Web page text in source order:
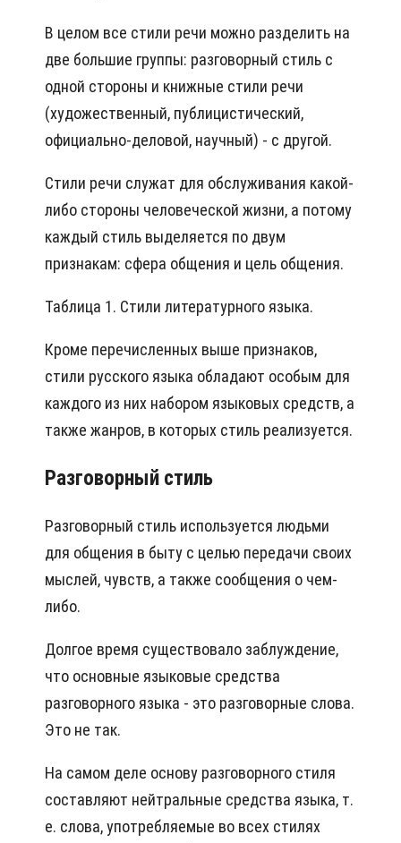
В целом все стили речи можно разделить на
две большие группы: разговорный стиль с
одной стороны и книжные стили речи
(художественный, публицистический,
официально-деловой, научный) - с другой.
Стили речи служат для обслуживания какой-
либо стороны человеческой жизни, а потому
каждый стиль выделяется по двум
признакам: сфера общения и цель общения.
Таблица 1. Стили литературного языка.
Кроме перечисленных выше признаков,
стили русского языка обладают особым для
каждого из них набором языковых средств, а
также жанров, в которых стиль реализуется.
Разговорный стиль
Разговорный стиль используется людьми
для общения в быту с целью передачи своих
мыслей, чувств, а также сообщения о чем-
либо.
Долгое время существовало заблуждение,
что основные языковые средства
разговорного языка - это разговорные слова.
Это не так.
На самом деле основу разговорного стиля
составляют нейтральные средства языка, т.
е. слова, употребляемые во всех стилях